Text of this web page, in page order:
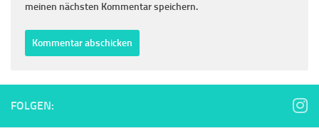
meinen nächsten Kommentar speichern.
FOLGEN: